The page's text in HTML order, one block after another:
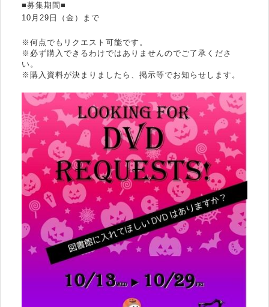
■募集期間■
10月29日（金）まで
※何点でもリクエスト可能です。
※必ず購入できるわけではありませんのでご了承くださ
い。
※購入資料が決まりましたら、掲示等でお知らせします。